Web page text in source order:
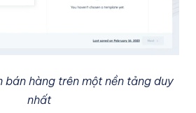
bán hàng trên một nền tảng duy
nhất